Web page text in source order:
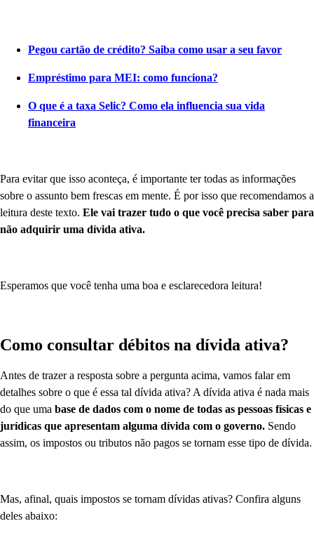
Pegou cartão de crédito? Saiba como usar a seu favor
Empréstimo para MEI: como funciona?
O que é a taxa Selic? Como ela influencia sua vida
financeira
Para evitar que isso aconteça, é importante ter todas as informações
sobre o assunto bem frescas em mente. É por isso que recomendamos a
leitura deste texto. Ele vai trazer tudo o que você precisa saber para
não adquirir uma dívida ativa.
Esperamos que você tenha uma boa e esclarecedora leitura!
Como consultar débitos na dívida ativa?
Antes de trazer a resposta sobre a pergunta acima, vamos falar em
detalhes sobre o que é essa tal dívida ativa? A dívida ativa é nada mais
do que uma base de dados com o nome de todas as pessoas físicas e
jurídicas que apresentam alguma dívida com o governo. Sendo
assim, os impostos ou tributos não pagos se tornam esse tipo de dívida.
Mas, afinal, quais impostos se tornam dívidas ativas? Confira alguns
deles abaixo: